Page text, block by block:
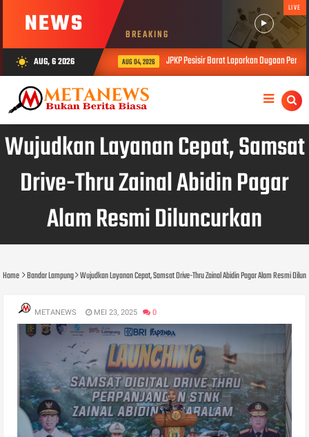
NEWS BREAKING
LIVE
wb_sunny AUG, 6 2026 AUG 04, 2026 JPKP Pesisir Barat Laporkan Dugaan
Wujudkan Layanan Cepat, Samsat
Drive-Thru Zainal Abidin Pagar
Alam Resmi Diluncurkan
Home Bandar Lampung Wujudkan Layanan Cepat, Samsat Drive-Thru Zainal Abidin Pagar Alam Resmi
METANEWS MEI 23, 2025 0